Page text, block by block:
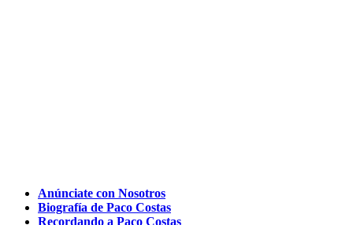
Anúnciate con Nosotros
Biografía de Paco Costas
Recordando a Paco Costas